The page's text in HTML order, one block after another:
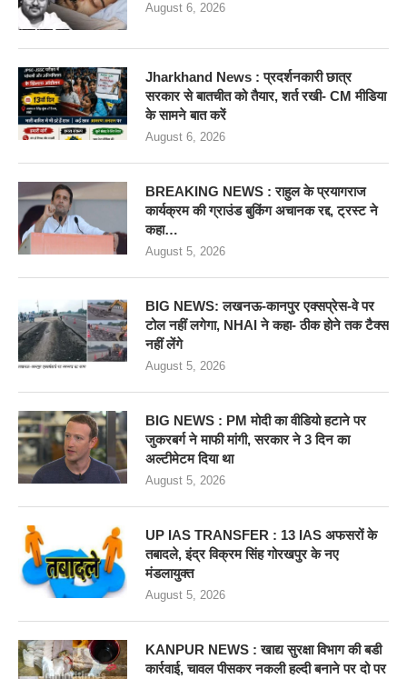
August 6, 2026
Jharkhand News : प्रदर्शनकारी छात्र
सरकार से बातचीत को तैयार, शर्त रखी- CM मीडिया
के सामने बात करें
August 6, 2026
BREAKING NEWS : राहुल के प्रयागराज
कार्यक्रम की ग्राउंड बुकिंग अचानक रद्द, ट्रस्ट ने
कहा…
August 5, 2026
BIG NEWS: लखनऊ-कानपुर एक्सप्रेस-वे पर
टोल नहीं लगेगा, NHAI ने कहा- ठीक होने तक टैक्स
नहीं लेंगे
August 5, 2026
BIG NEWS : PM मोदी का वीडियो हटाने पर
जुकरबर्ग ने माफी मांगी, सरकार ने 3 दिन का
अल्टीमेटम दिया था
August 5, 2026
UP IAS TRANSFER : 13 IAS अफसरों के
तबादले, इंद्र विक्रम सिंह गोरखपुर के नए
मंडलायुक्त
August 5, 2026
KANPUR NEWS : खाद्य सुरक्षा विभाग की बडी
कार्रवाई, चावल पीसकर नकली हल्दी बनाने पर दो पर